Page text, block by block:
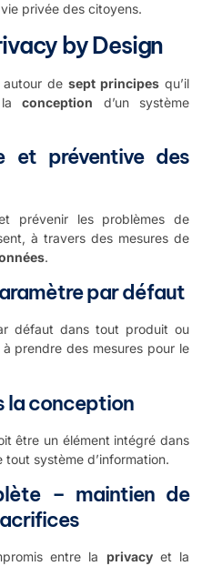
privée des citoyens.
by Design
autour de sept principesqu’il
laconception d’un système
et préventive des
prévenir les problèmes de
à travers des mesures de
.
par défaut
défaut dans tout produit ou
prendre des mesures pour le
la conception
être un élément intégré dans
système d’information.
– maintien de
entre la privacyet la